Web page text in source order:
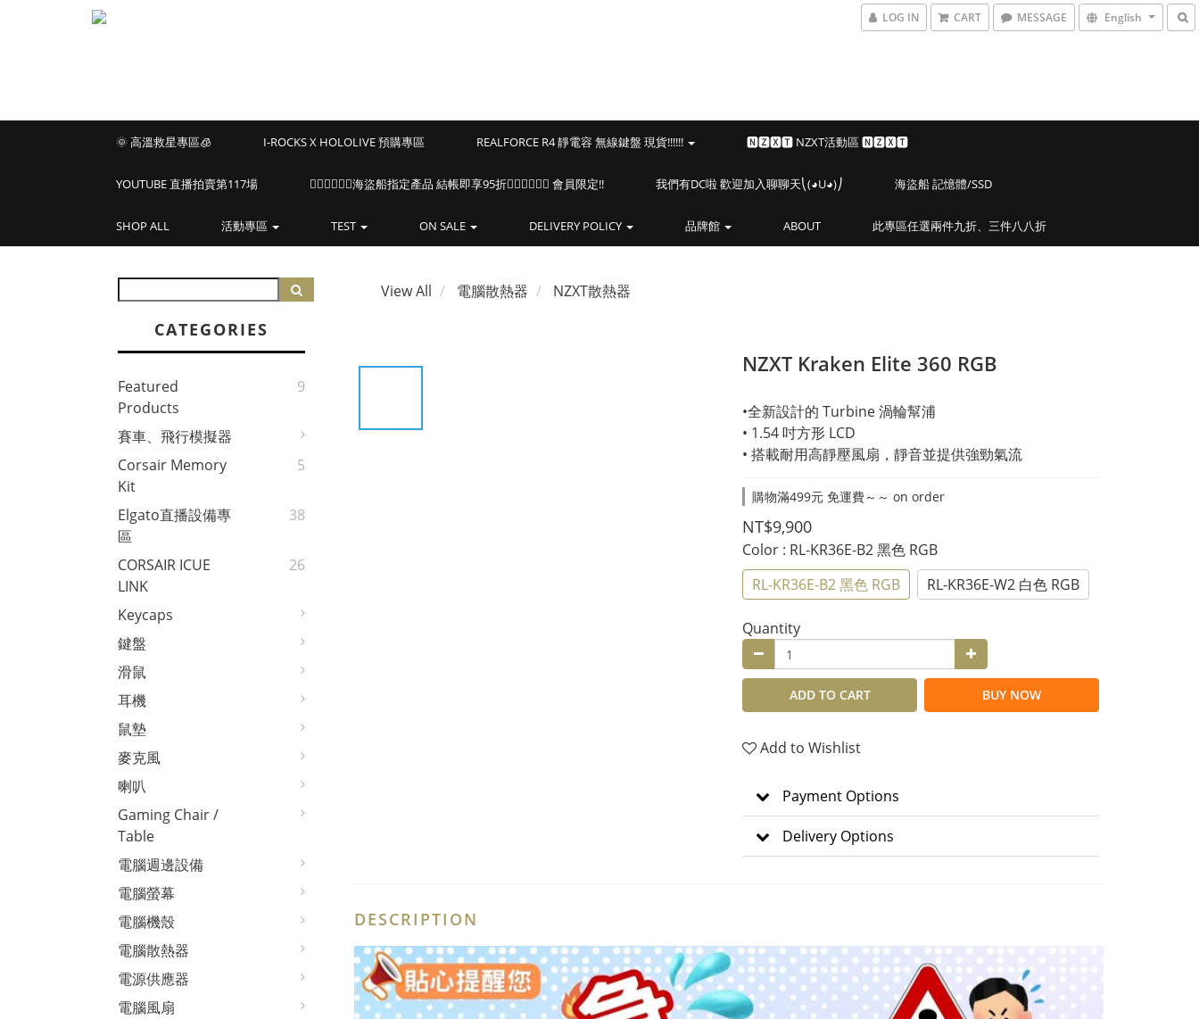
LOG IN CART MESSAGE English
🌞 高溫救星專區🧊 I-ROCKS X HOLOLIVE 預購專區 REALFORCE R4 靜電容 無線鍵盤 現貨!!!!!! 🅽🆉🆇🆃 NZXT活動區 🅽🆉🆇🆃
YOUTUBE 直播拍賣第117場 🏴‍☠️🏴‍☠️🏴‍☠️海盜船指定產品 結帳即享95折🏴‍☠️🏴‍☠️🏴‍☠️ 會員限定!! 我們有DC啦 歡迎加入聊聊天⎝(◕U◕)⎠ 海盜船 記憶體/SSD
SHOP ALL 活動專區 TEST ON SALE DELIVERY POLICY 品牌館 ABOUT 此專區任選兩件九折、三件八八折
CATEGORIES
Featured
Products
9
賽車、飛行模擬器
Corsair Memory
Kit
5
Elgato直播設備專
區
38
CORSAIR ICUE
LINK
26
Keycaps
鍵盤
滑鼠
耳機
鼠墊
麥克風
喇叭
Gaming Chair /
Table
電腦週邊設備
電腦螢幕
電腦機殼
電腦散熱器
電源供應器
電腦風扇
View All 電腦散熱器 NZXT散熱器
NZXT Kraken Elite 360 RGB
•全新設計的 Turbine 渦輪幫浦
• 1.54 吋方形 LCD
• 搭載耐用高靜壓風扇，靜音並提供強勁氣流
購物滿499元 免運費～～ on order
NT$9,900
Color : RL-KR36E-B2 黑色 RGB
RL-KR36E-B2 黑色 RGB
RL-KR36E-W2 白色 RGB
Quantity
ADD TO CART BUY NOW
Add to Wishlist
Payment Options
Delivery Options
DESCRIPTION